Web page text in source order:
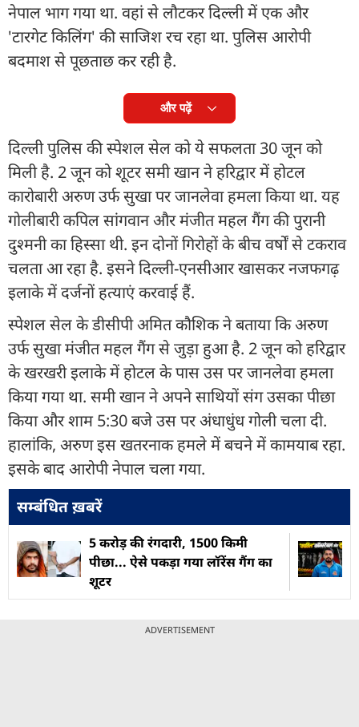
नेपाल भाग गया था. वहां से लौटकर दिल्ली में एक और
'टारगेट किलिंग' की साजिश रच रहा था. पुलिस आरोपी
बदमाश से पूछताछ कर रही है.
और पढ़ें
दिल्ली पुलिस की स्पेशल सेल को ये सफलता 30 जून को
मिली है. 2 जून को शूटर समी खान ने हरिद्वार में होटल
कारोबारी अरुण उर्फ सुखा पर जानलेवा हमला किया था. यह
गोलीबारी कपिल सांगवान और मंजीत महल गैंग की पुरानी
दुश्मनी का हिस्सा थी. इन दोनों गिरोहों के बीच वर्षों से टकराव
चलता आ रहा है. इसने दिल्ली-एनसीआर खासकर नजफगढ़
इलाके में दर्जनों हत्याएं करवाई हैं.
स्पेशल सेल के डीसीपी अमित कौशिक ने बताया कि अरुण
उर्फ सुखा मंजीत महल गैंग से जुड़ा हुआ है. 2 जून को हरिद्वार
के खरखरी इलाके में होटल के पास उस पर जानलेवा हमला
किया गया था. समी खान ने अपने साथियों संग उसका पीछा
किया और शाम 5:30 बजे उस पर अंधाधुंध गोली चला दी.
हालांकि, अरुण इस खतरनाक हमले में बचने में कामयाब रहा.
इसके बाद आरोपी नेपाल चला गया.
सम्बंधित ख़बरें
5 करोड़ की रंगदारी, 1500 किमी
पीछा... ऐसे पकड़ा गया लॉरेंस गैंग का
शूटर
ADVERTISEMENT